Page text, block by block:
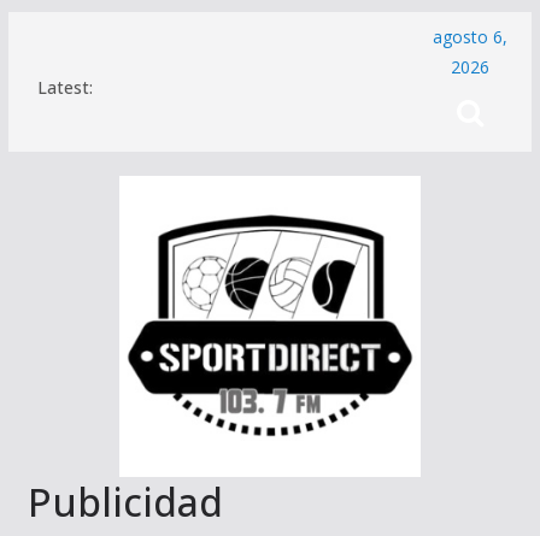
contenido
Latest:
agosto 6,
2026
Publicidad